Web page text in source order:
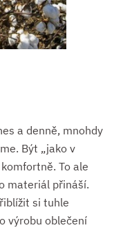
a denně, mnohdy
Být „jako v
To ale
materiál přináší.
si tuhle
výrobu oblečení